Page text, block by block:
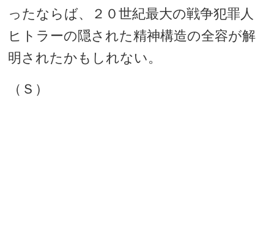
ったならば、２０世紀最大の戦争犯罪人
ヒトラーの隠された精神構造の全容が解
明されたかもしれない。
（Ｓ）